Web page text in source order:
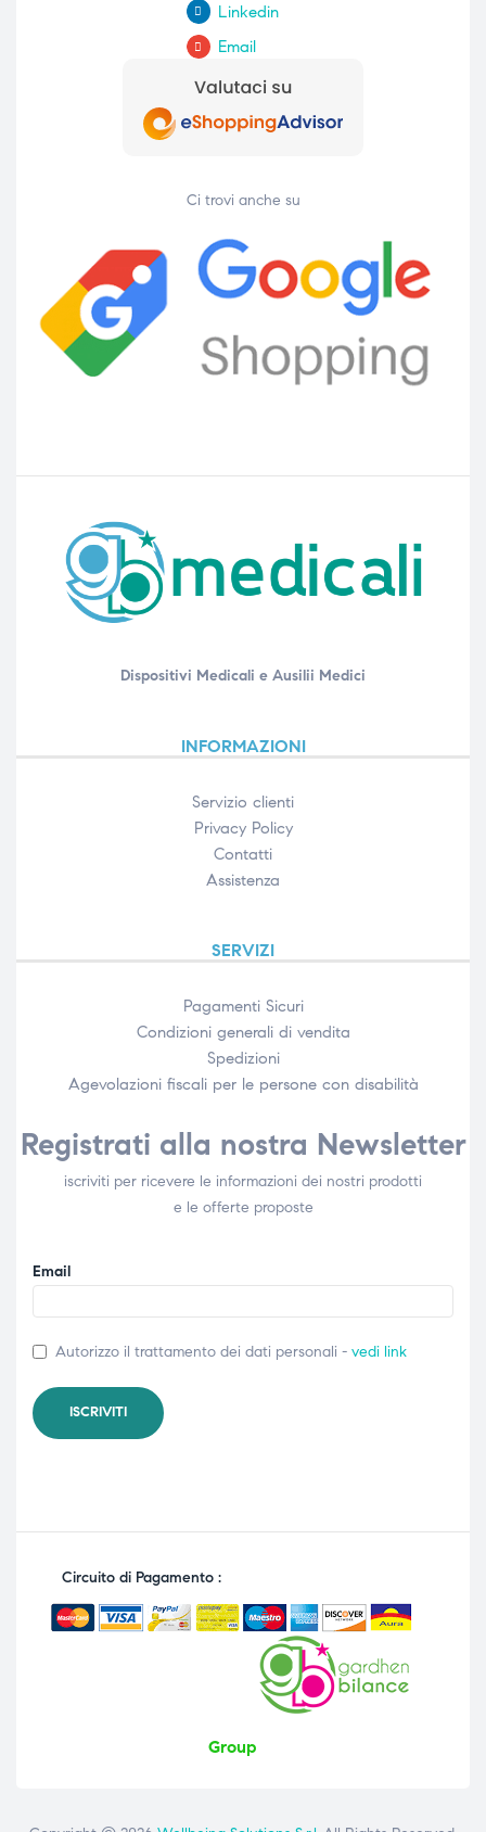
Linkedin
Email
Ci trovi anche su
Dispositivi Medicali e Ausilii Medici
INFORMAZIONI
Servizio clienti
Privacy Policy
Contatti
Assistenza
SERVIZI
Pagamenti Sicuri
Condizioni generali di vendita
Spedizioni
Agevolazioni fiscali per le persone con disabilità​
Registrati alla nostra Newsletter
iscriviti per ricevere le informazioni dei nostri prodotti
e le offerte proposte
Email
Autorizzo il trattamento dei dati personali - vedi link
Circuito di Pagamento :
Group